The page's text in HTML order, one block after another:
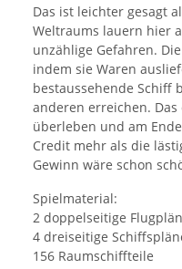
Das ist leichter gesagt
Weltraums lauern hier
unzählige Gefahren.
indem sie Waren
bestaussehende Schiff
anderen erreichen. Das
überleben und am
Credit mehr als die
Gewinn wäre schon
Spielmaterial:
2 doppelseitige
4 dreiseitige
156 Raumschiffteile